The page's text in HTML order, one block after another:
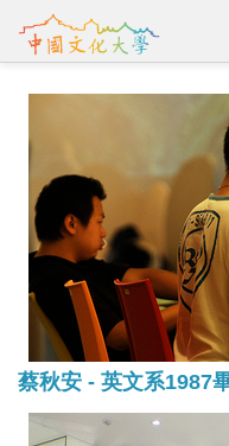
到
蔡秋安 - 英文系1987